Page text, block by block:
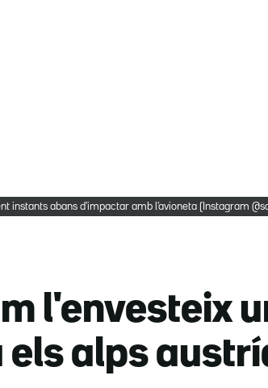
instants abans d'impactar amb l'avioneta (Instagram
l'envesteix
alps